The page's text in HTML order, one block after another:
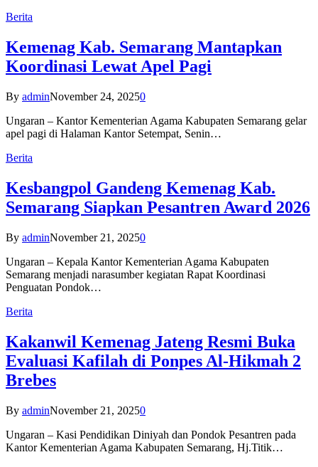
Berita
Kemenag Kab. Semarang Mantapkan
Koordinasi Lewat Apel Pagi
By adminNovember 24, 20250
Ungaran – Kantor Kementerian Agama Kabupaten Semarang gelar
apel pagi di Halaman Kantor Setempat, Senin…
Berita
Kesbangpol Gandeng Kemenag Kab.
Semarang Siapkan Pesantren Award 2026
By adminNovember 21, 20250
Ungaran – Kepala Kantor Kementerian Agama Kabupaten
Semarang menjadi narasumber kegiatan Rapat Koordinasi
Penguatan Pondok…
Berita
Kakanwil Kemenag Jateng Resmi Buka
Evaluasi Kafilah di Ponpes Al-Hikmah 2
Brebes
By adminNovember 21, 20250
Ungaran – Kasi Pendidikan Diniyah dan Pondok Pesantren pada
Kantor Kementerian Agama Kabupaten Semarang, Hj.Titik…